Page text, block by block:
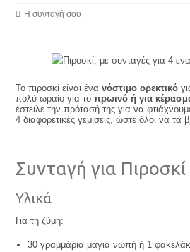
Η συνταγή σου
Το πιροσκί είναι ένανόστιμο ορεκτικό
πολύ ωραίο για τοπρωινό ή για
έστειλε την πρότασή της για να
4 διαφορετικές γεμίσεις, ώστε όλοι να τα
Συνταγή για Πιροσκί
Υλικά
Για τη ζύμη:
30 γραμμάρια μαγιά νωπή ή 1